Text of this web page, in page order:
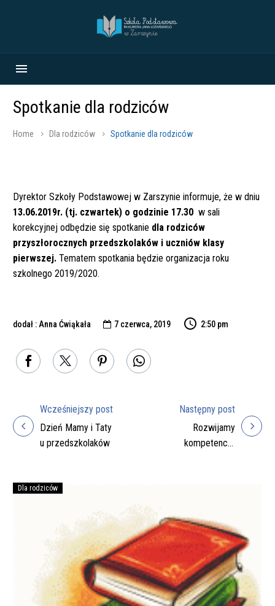
Spotkanie dla rodziców
Home Dla rodziców Spotkanie dla rodziców
Dyrektor Szkoły Podstawowej w Zarszynie informuje, że w dniu
13.06.2019r. (tj. czwartek) o godzinie 17.30 w sali
korekcyjnej odbędzie się spotkanie dla rodziców
przyszłorocznych przedszkolaków i uczniów klasy
pierwszej. Tematem spotkania będzie organizacja roku
szkolnego 2019/2020.
dodał : Anna Ćwiąkała  7 czerwca, 2019 2:50 pm
Nawigacja
wpisu
Wcześniejszy post
Dzień Mamy i Taty
u przedszkolaków
Następny post
Rozwijamy
kompetencje
rok
szkolny
do
zakupienia
przez
Dla rodziców